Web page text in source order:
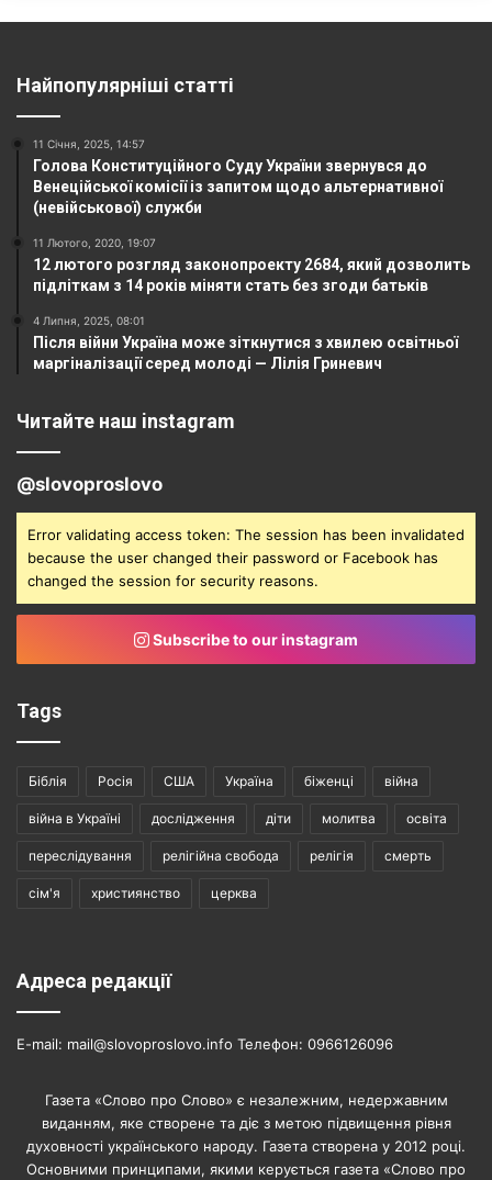
Найпопулярніші статті
11 Січня, 2025, 14:57
Голова Конституційного Суду України звернувся до
Венеційської комісії із запитом щодо альтернативної
(невійськової) служби
11 Лютого, 2020, 19:07
12 лютого розгляд законопроекту 2684, який дозволить
підліткам з 14 років міняти стать без згоди батьків
4 Липня, 2025, 08:01
Після війни Україна може зіткнутися з хвилею освітньої
маргіналізації серед молоді — Лілія Гриневич
Читайте наш instagram
@slovoproslovo
Error validating access token: The session has been invalidated
because the user changed their password or Facebook has
changed the session for security reasons.
Subscribe to our instagram
Tags
Біблія Росія США Україна біженці війна
війна в Україні дослідження діти молитва освіта
переслідування релігійна свобода релігія смерть
сім'я християнство церква
Адреса редакції
E-mail: mail@slovoproslovo.info Телефон: 0966126096
Газета «Слово про Слово» є незалежним, недержавним
виданням, яке створене та діє з метою підвищення рівня
духовності українського народу. Газета створена у 2012 році.
Основними принципами, якими керується газета «Слово про